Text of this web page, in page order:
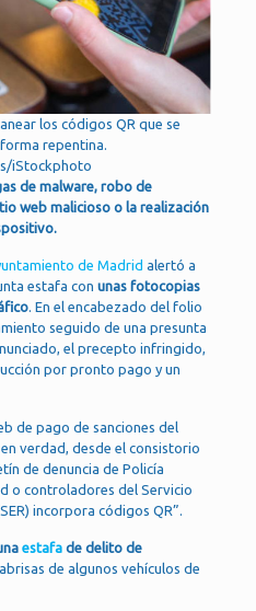
los códigos QR que se
repentina.
iStockphoto
de malware, robo de
web malicioso o la realización
de Madrid alertó a
estafa con unas fotocopias
. En el encabezado del folio
seguido de una presunta
el precepto infringido,
por pronto pago y un
de pago de sanciones del
verdad, desde el consistorio
de denuncia de Policía
o controladores del Servicio
incorpora códigos QR”.
estafa de delito de
de algunos vehículos de